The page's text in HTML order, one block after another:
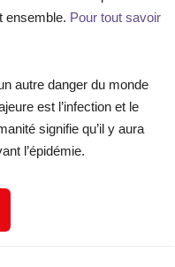
ensemble. Pour tout savoir
autre danger du monde
est l’infection et le
signifie qu’il y aura
l’épidémie.